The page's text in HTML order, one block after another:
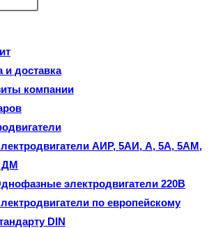
закрыть
панель
и доставка
компании
АИР, 5АИ, А, 5А, 5АМ,
электродвигатели 220В
по европейскому
DIN